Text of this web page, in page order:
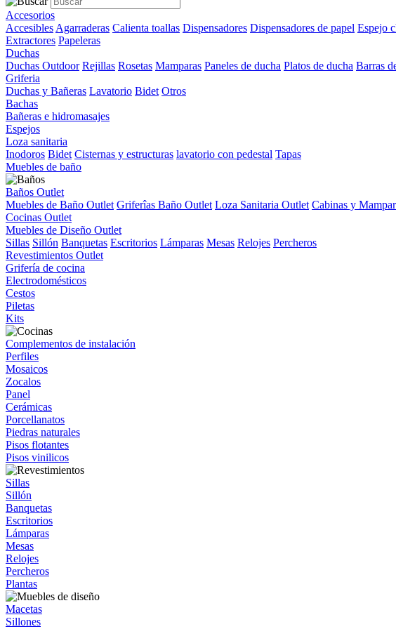
Accesorios
Accesibles Agarraderas Calienta toallas Dispensadores Dispensadores de papel Espejo
Extractores Papeleras
Duchas
Duchas Outdoor Rejillas Rosetas Mamparas Paneles de ducha Platos de ducha Barras
Griferia
Duchas y Bañeras Lavatorio Bidet Otros
Bachas
Bañeras e hidromasajes
Espejos
Loza sanitaria
Inodoros Bidet Cisternas y estructuras lavatorio con pedestal Tapas
Muebles de baño
Baños Outlet
Muebles de Baño Outlet Griferîas Baño Outlet Loza Sanitaria Outlet Cabinas y
Cocinas Outlet
Muebles de Diseño Outlet
Sillas Sillón Banquetas Escritorios Lámparas Mesas Relojes Percheros
Revestimientos Outlet
Grifería de cocina
Electrodomésticos
Cestos
Piletas
Kits
Complementos de instalación
Perfiles
Mosaicos
Zocalos
Panel
Cerámicas
Porcellanatos
Piedras naturales
Pisos flotantes
Pisos vinilicos
Sillas
Sillón
Banquetas
Escritorios
Lámparas
Mesas
Relojes
Percheros
Plantas
Macetas
Sillones